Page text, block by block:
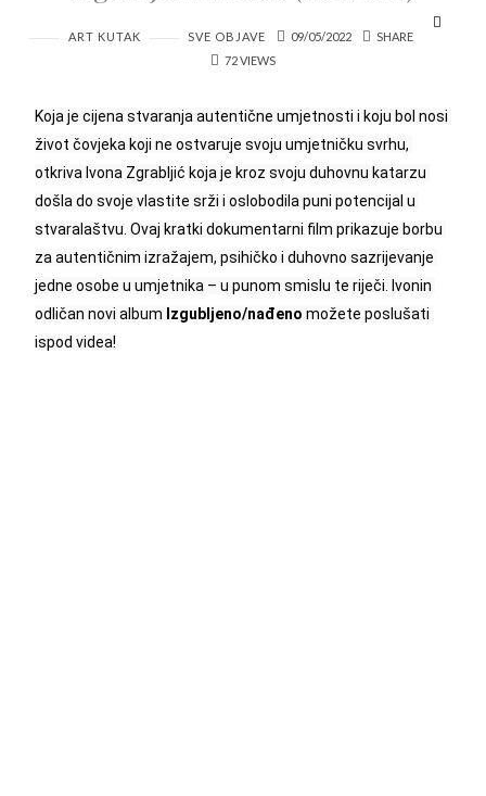
ART KUTAK SVE OBJAVE 09/05/2022
SHARE
72 VIEWS
Koja je cijena stvaranja autentične umjetnosti i koju bol nosi
život čovjeka koji ne ostvaruje svoju umjetničku svrhu,
otkriva Ivona Zgrabljić koja je kroz svoju duhovnu katarzu
došla do svoje vlastite srži i oslobodila puni potencijal u
stvaralaštvu. Ovaj kratki dokumentarni film prikazuje borbu
za autentičnim izražajem, psihičko i duhovno sazrijevanje
jedne osobe u umjetnika – u punom smislu te riječi. Ivonin
odličan novi album Izgubljeno/nađeno možete poslušati
ispod videa!